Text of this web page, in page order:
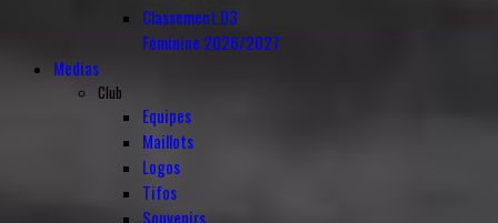
Classement D3
Féminine 2026/2027
Medias
Club
Equipes
Maillots
Logos
Tifos
Souvenirs